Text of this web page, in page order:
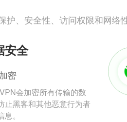
护、安全性、访问权限和网络
安全
密
会加密所有传输的数
止黑客和其他恶意行为者
。